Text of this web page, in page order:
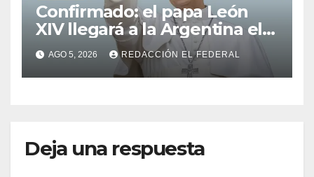
Confirmado: el papa León
XIV llegará a la Argentina el 8
de noviembre y realizará una
histórica gira federal
AGO 5, 2026 REDACCIÓN EL FEDERAL
Deja una respuesta